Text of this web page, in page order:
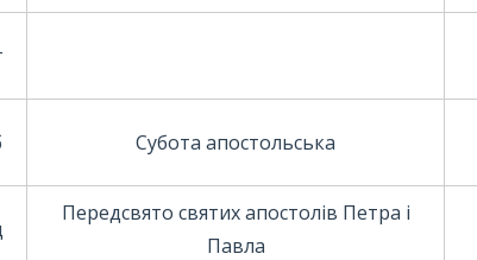
Субота апостольська
Передсвято святих апостолів Петра і
Павла